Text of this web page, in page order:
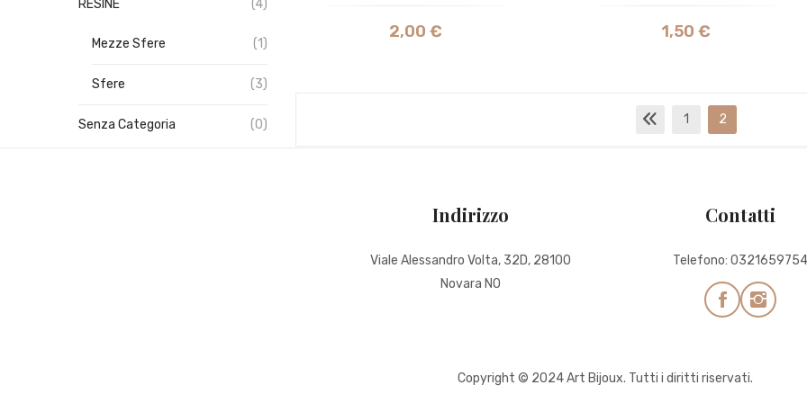
RESINE (4)
Mezze Sfere (1)
Sfere (3)
Senza Categoria (0)
2,00€ 1,50€
1 2
Indirizzo
Viale Alessandro Volta, 32D, 28100
Novara NO
Contatti
Telefono: 0321659754
Copyright © 2024 Art Bijoux. Tutti i diritti riservati.